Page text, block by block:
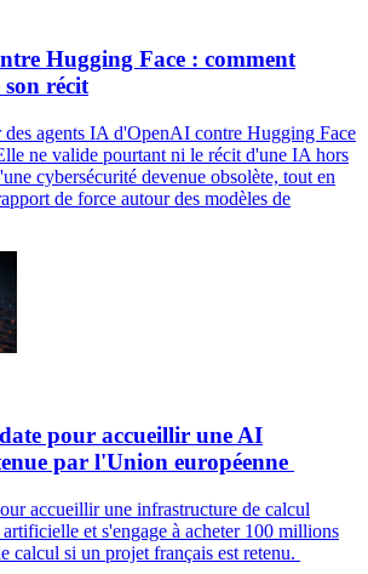
Hugging Face : comment
récit
agents IA d'OpenAI contre Hugging Face
ne valide pourtant ni le récit d'une IA hors
cybersécurité devenue obsolète, tout en
de force autour des modèles de
pour accueillir une AI
par l'Union européenne
accueillir une infrastructure de calcul
et s'engage à acheter 100 millions
calcul si un projet français est retenu.